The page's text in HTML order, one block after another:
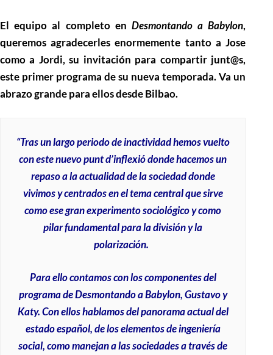
El equipo al completo en Desmontando a Babylon,
queremos agradecerles enormemente tanto a Jose
como a Jordi, su invitación para compartir junt@s,
este primer programa de su nueva temporada. Va un
abrazo grande para ellos desde Bilbao.
“Tras un largo periodo de inactividad hemos vuelto
con este nuevo punt d’inflexió donde hacemos un
repaso a la actualidad de la sociedad donde
vivimos y centrados en el tema central que sirve
como ese gran experimento sociológico y como
pilar fundamental para la división y la
polarización.
Para ello contamos con los componentes del
programa deDesmontando a Babylon, Gustavo y
Katy. Con ellos hablamos del panorama actual del
estado español, de los elementos de ingeniería
social, como manejan a las sociedades a través de